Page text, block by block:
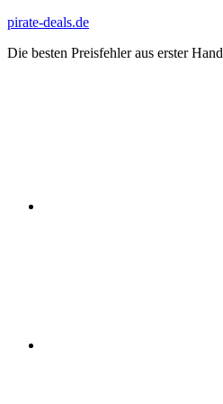
Zum
springen
pirate-deals.de
Die besten Preisfehler aus erster Hand